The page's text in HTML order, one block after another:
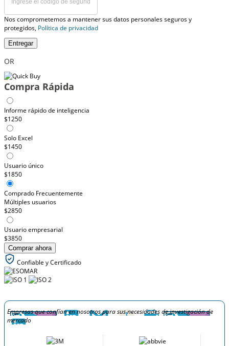
Nos comprometemos a mantener sus datos personales seguros y
protegidos, Política de privacidad
Entregar
OR
Compra Rápida
Informe rápido de inteligencia
$1250
Solo Excel
$1450
Usuario único
$1850
Comprado Frecuentemente
Múltiples usuarios
$2850
Usuario empresarial
$3850
Comprar ahora
Confiable y Certificado
Empresas que confían en nosotros para sus necesidades de investigación de
mercado